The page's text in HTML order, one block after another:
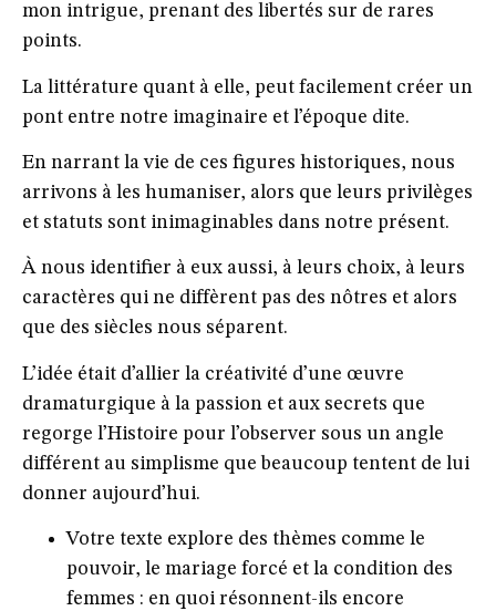
mon intrigue, prenant des libertés sur de rares
points.
La littérature quant à elle, peut facilement créer un
pont entre notre imaginaire et l’époque dite.
En narrant la vie de ces figures historiques, nous
arrivons à les humaniser, alors que leurs privilèges
et statuts sont inimaginables dans notre présent.
À nous identifier à eux aussi, à leurs choix, à leurs
caractères qui ne diffèrent pas des nôtres et alors
que des siècles nous séparent.
L’idée était d’allier la créativité d’une œuvre
dramaturgique à la passion et aux secrets que
regorge l’Histoire pour l’observer sous un angle
différent au simplisme que beaucoup tentent de lui
donner aujourd’hui.
Votre texte explore des thèmes comme le
pouvoir, le mariage forcé et la condition des
femmes : en quoi résonnent-ils encore